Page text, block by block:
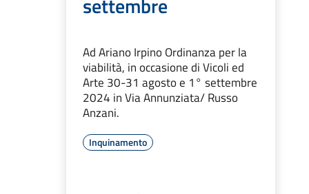
settembre
Ad Ariano Irpino Ordinanza per la
viabilità, in occasione di Vicoli ed
Arte 30-31 agosto e 1° settembre
2024 in Via Annunziata/ Russo
Anzani.
Inquinamento